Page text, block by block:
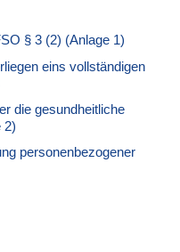
§ 3 (2) (Anlage 1)
eins vollständigen
die gesundheitliche
2)
personenbezogener